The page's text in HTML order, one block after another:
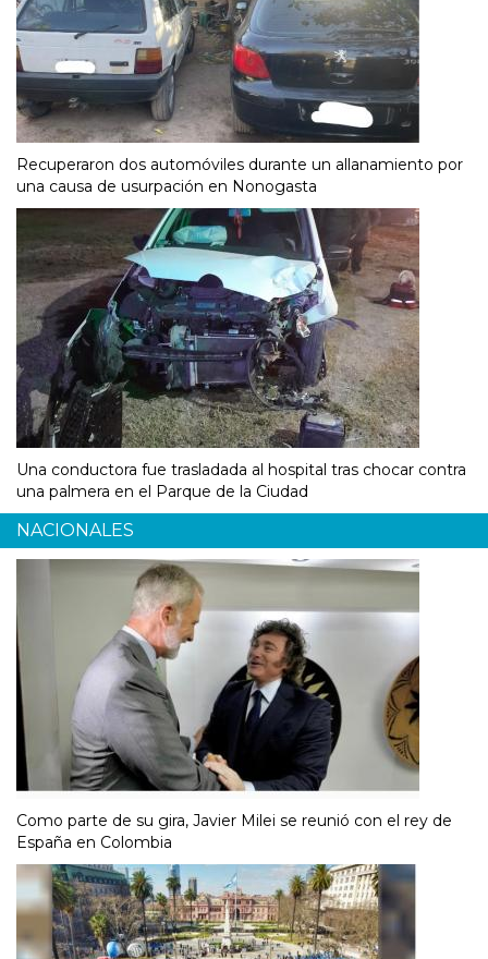
Recuperaron dos automóviles durante un allanamiento por
una causa de usurpación en Nonogasta
Una conductora fue trasladada al hospital tras chocar contra
una palmera en el Parque de la Ciudad
NACIONALES
Como parte de su gira, Javier Milei se reunió con el rey de
España en Colombia